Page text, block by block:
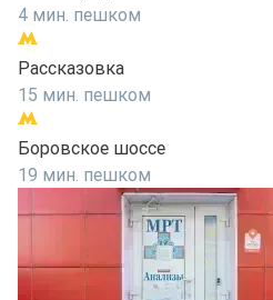
4 мин. пешком
Рассказовка
15 мин. пешком
Боровское шоссе
19 мин. пешком